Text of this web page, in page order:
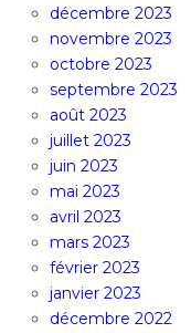
décembre 2023
novembre 2023
octobre 2023
septembre 2023
août 2023
juillet 2023
juin 2023
mai 2023
avril 2023
mars 2023
février 2023
janvier 2023
décembre 2022